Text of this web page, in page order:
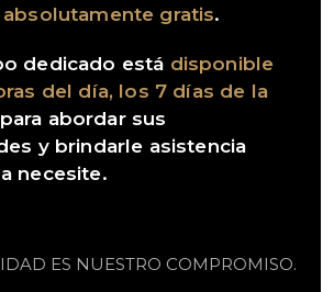
absolutamente gratis.
dedicado está disponible
del día, los 7 días de la
para abordar sus
y brindarle asistencia
necesite.
ES NUESTRO COMPROMISO.